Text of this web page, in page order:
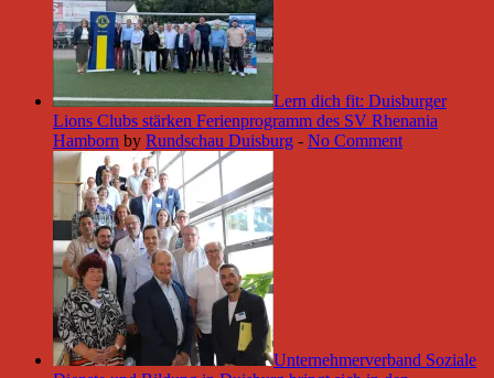
Lern dich fit: Duisburger
Lions Clubs stärken Ferienprogramm des SV Rhenania
Hamborn by Rundschau Duisburg - No Comment
Unternehmerverband Soziale